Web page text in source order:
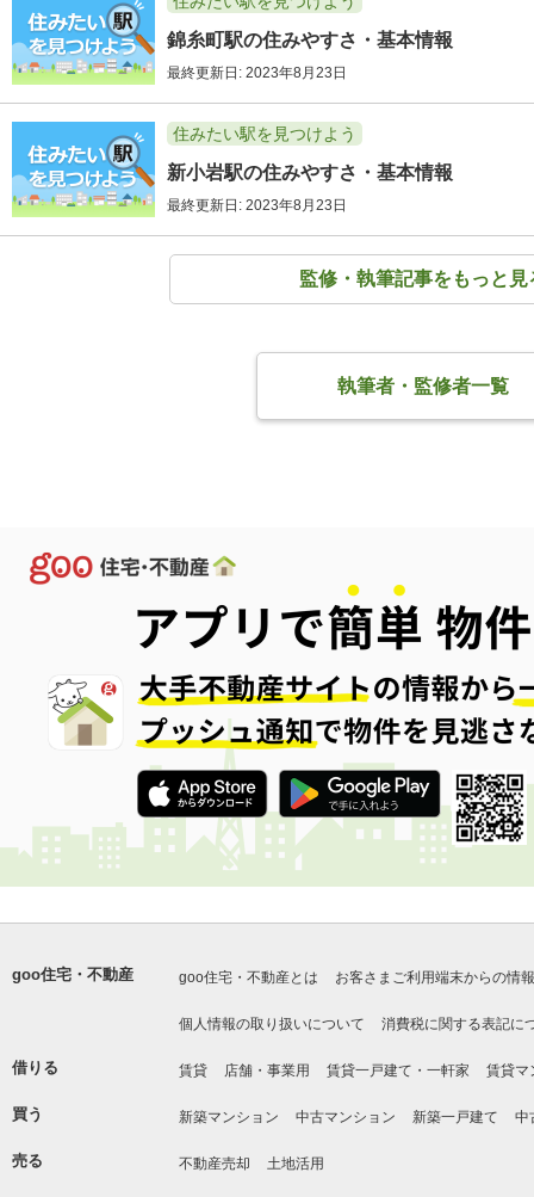
錦糸町駅の住みやすさ・基本情報
最終更新日: 2023年8月23日
住みたい駅を見つけよう
新小岩駅の住みやすさ・基本情報
最終更新日: 2023年8月23日
監修・執筆記事をもっと見
執筆者・監修者一覧
goo住宅・不動産 goo住宅・不動産とは お客さまご利用端末からの情
個人情報の取り扱いについて 消費税に関する表記に
借りる 賃貸 店舗・事業用 賃貸一戸建て・一軒家 賃貸マ
買う 新築マンション 中古マンション 新築一戸建て 中
売る 不動産売却 土地活用